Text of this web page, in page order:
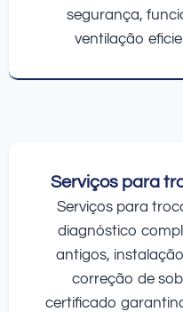
segurança,
ventilação
Serviços para
Serviços para
diagnóstico
antigos,
correção de
certificado